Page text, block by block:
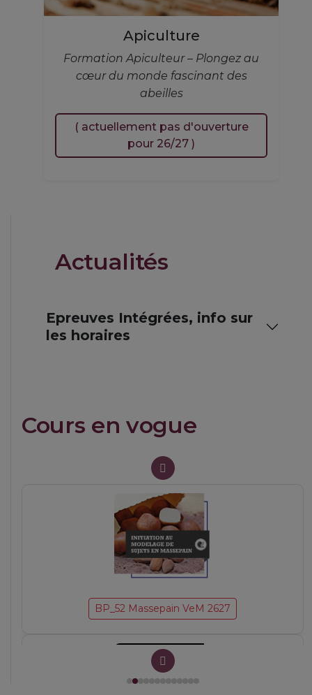
Apiculture
Formation Apiculteur – Plongez au
cœur du monde fascinant des
abeilles
( actuellement pas d'ouverture
pour 26/27 )
Actualités
Epreuves Intégrées, info sur
les horaires
Cours en vogue
Tartes et garnitures
BP_52 Massepain VeM 2627